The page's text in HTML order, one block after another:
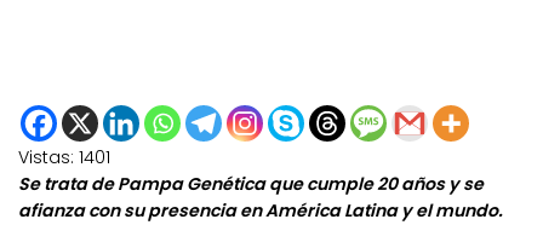
Vistas: 1401
Se trata de Pampa Genética que cumple 20 años y se
afianza con su presencia en América Latina y el mundo.